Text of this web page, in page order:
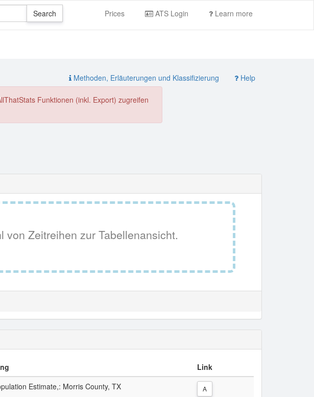
Prices ATS Login Learn more
Methoden, Erläuterungen und Klassifizierung Help
Funktionen (inkl. Export) zugreifen
von Zeitreihen zur Tabellenansicht.
Link
Estimate,: Morris County, TX A